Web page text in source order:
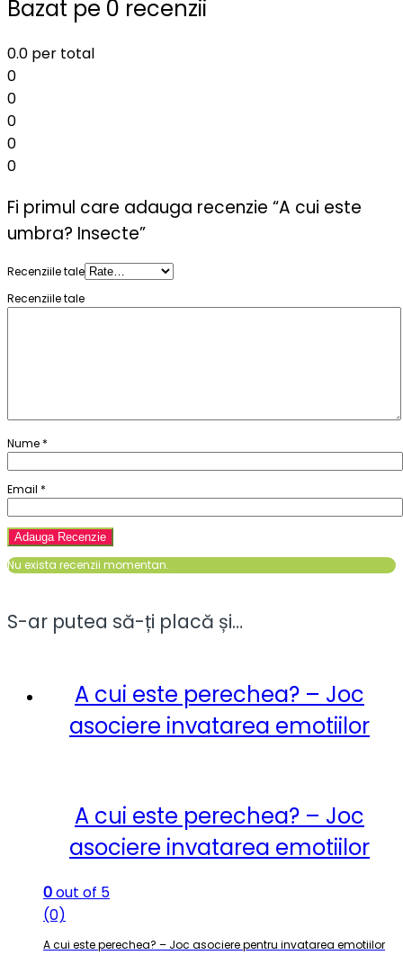
Bazat pe 0 recenzii
0.0 per total
0
0
0
0
0
Fi primul care adauga recenzie “A cui este
umbra? Insecte”
Recenziile tale
Recenziile tale
Nume *
Email *
Nu exista recenzii momentan.
S-ar putea să-ți placă și…
A cui este perechea? – Joc
asociere invatarea emotiilor
A cui este perechea? – Joc
asociere invatarea emotiilor
0out of 5
(0)
A cui este perechea? – Joc asociere pentru invatarea emotiilor